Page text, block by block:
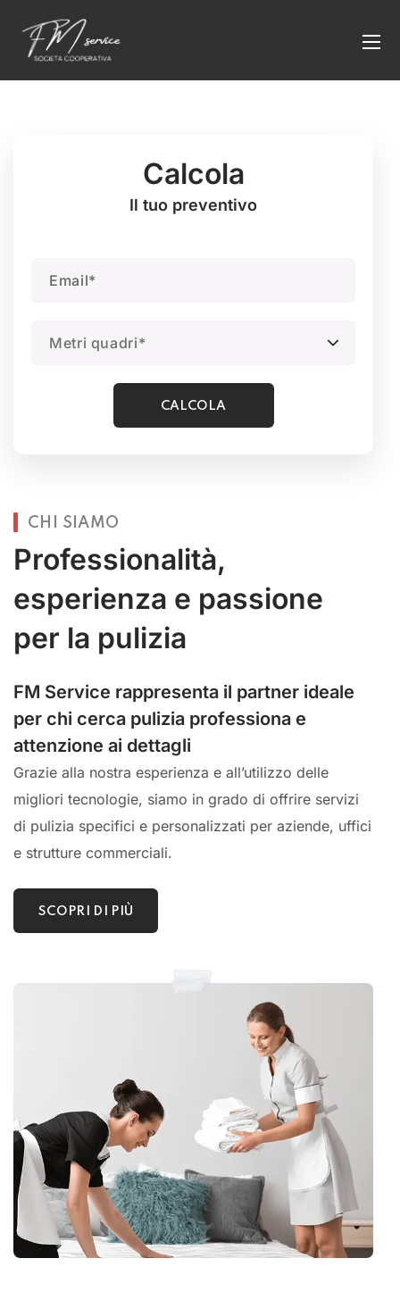
Calcola
Il tuo preventivo
CHI SIAMO
Professionalità,
esperienza e passione
per la pulizia
FM Service rappresenta il partner ideale
per chi cerca pulizia professiona e
attenzione ai dettagli
Grazie alla nostra esperienza e all’utilizzo delle
migliori tecnologie, siamo in grado di offrire servizi
di pulizia specifici e personalizzati per aziende, uffici
e strutture commerciali.
SCOPRI DI PIÙ